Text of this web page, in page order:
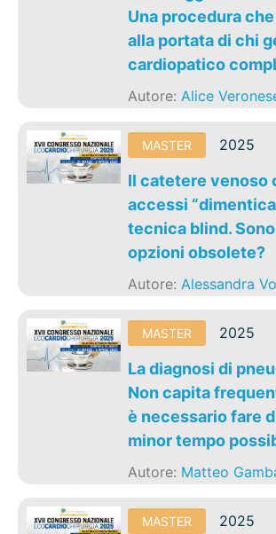
Una procedura
alla portata di chi
cardiopatico
Autore:Alice
MASTER 2025
Il catetere venoso
accessi
tecnica blind.
opzioni obsolete?
Autore:Alessandra
MASTER 2025
La diagnosi di
Non capita
è necessario fare
minor tempo
Autore: Matteo
MASTER 2025